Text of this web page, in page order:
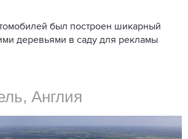
был построен шикарный
деревьями в саду для рекламы
Англия